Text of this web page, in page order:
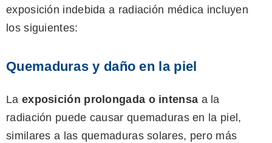
exposición indebida a radiación médica incluyen
los siguientes:
Quemaduras y daño en la piel
La exposición prolongada o intensa a la
radiación puede causar quemaduras en la piel,
similares a las quemaduras solares, pero más